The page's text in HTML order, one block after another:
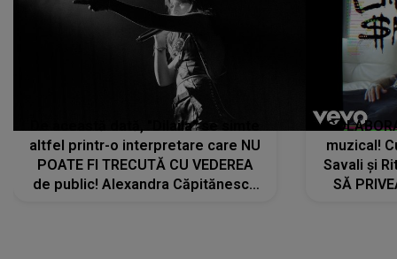
De această dată, "Dilaila" se simte
altfel printr-o interpretare care NU
POATE FI TRECUTĂ CU VEDEREA
de public! Alexandra Căpitănescu
muzical!
Savali și
SĂ